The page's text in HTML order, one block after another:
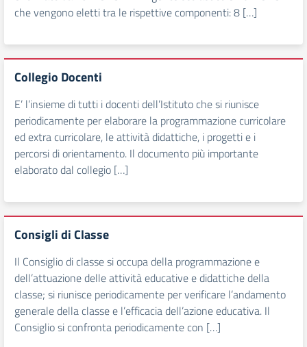
che vengono eletti tra le rispettive componenti: 8 […]
Collegio Docenti
E’ l’insieme di tutti i docenti dell’Istituto che si riunisce
periodicamente per elaborare la programmazione curricolare
ed extra curricolare, le attività didattiche, i progetti e i
percorsi di orientamento. Il documento più importante
elaborato dal collegio […]
Consigli di Classe
Il Consiglio di classe si occupa della programmazione e
dell’attuazione delle attività educative e didattiche della
classe; si riunisce periodicamente per verificare l’andamento
generale della classe e l’efficacia dell’azione educativa. Il
Consiglio si confronta periodicamente con […]